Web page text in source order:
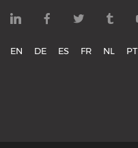
EN DE ES FR NL PT